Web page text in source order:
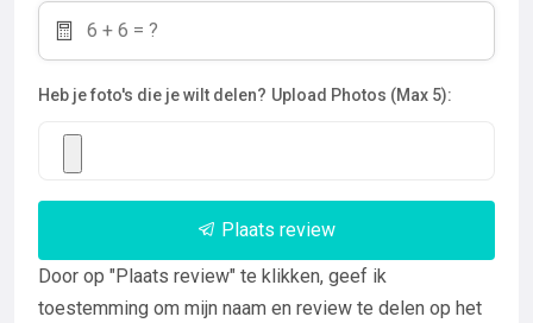
Heb je foto's die je wilt delen? Upload Photos (Max 5):
Plaats review
Door op "Plaats review" te klikken, geef ik
toestemming om mijn naam en review te delen op het